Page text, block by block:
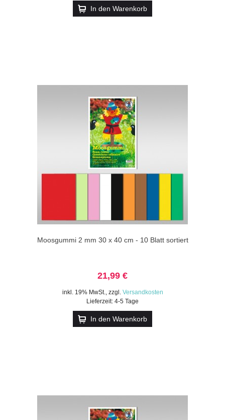
In den Warenkorb
Moosgummi 2 mm 30 x 40 cm - 10 Blatt sortiert
21,99 €
inkl. 19% MwSt., zzgl. Versandkosten
Lieferzeit: 4-5 Tage
In den Warenkorb